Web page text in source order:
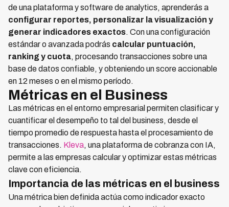
de una plataforma y software de analytics, aprenderás a
configurar reportes, personalizar la visualización y
generar indicadores exactos. Con una configuración
estándar o avanzada podrás calcular puntuación,
ranking y cuota, procesando transacciones sobre una
base de datos confiable, y obteniendo un score accionable
en 12 meses o en el mismo período.
Métricas en el Business
Las métricas en el entorno empresarial permiten clasificar y
cuantificar el desempeño to tal del business, desde el
tiempo promedio de respuesta hasta el procesamiento de
transacciones. Kleva, una plataforma de cobranza con IA,
permite a las empresas calcular y optimizar estas métricas
clave con eficiencia.
Importancia de las métricas en el business
Una métrica bien definida actúa como indicador exacto